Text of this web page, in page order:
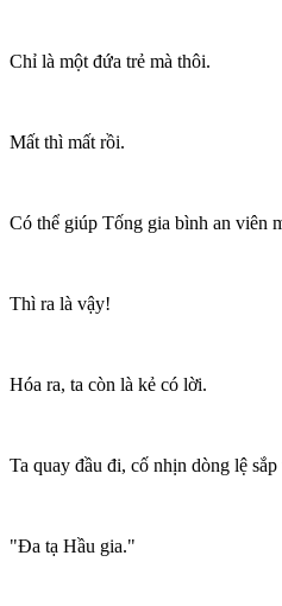
Chỉ là một đứa trẻ mà thôi.
Mất thì mất rồi.
Có thể giúp Tống gia bình an viên
Thì ra là vậy!
Hóa ra, ta còn là kẻ có lời.
Ta quay đầu đi, cố nhịn dòng lệ
"Đa tạ Hầu gia."